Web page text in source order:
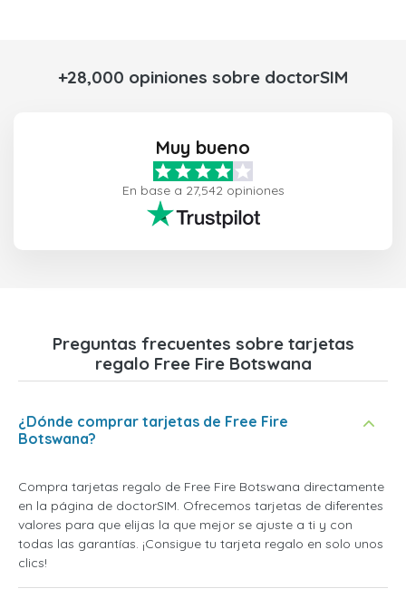
+28,000 opiniones sobre doctorSIM
Muy bueno
En base a 27,542 opiniones
Preguntas frecuentes sobre tarjetas
regalo Free Fire Botswana
¿Dónde comprar tarjetas de Free Fire
Botswana?
Compra tarjetas regalo de Free Fire Botswana directamente
en la página de doctorSIM. Ofrecemos tarjetas de diferentes
valores para que elijas la que mejor se ajuste a ti y con
todas las garantías. ¡Consigue tu tarjeta regalo en solo unos
clics!